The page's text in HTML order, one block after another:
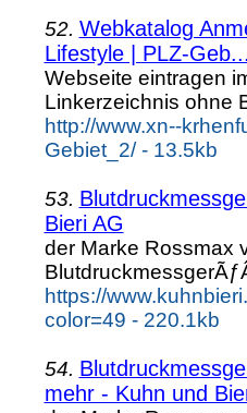
52. Webkatalog
Lifestyle | PLZ-
Webseite eintragen
Linkerzeichnis ohne
http://www.xn--
Gebiet_2/ - 13.5kb
53.
Bieri AG
der Marke Rossmax
https://
color=49 - 220.1kb
54.
mehr - Kuhn und